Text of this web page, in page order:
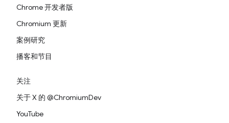
Chrome 开发者版
Chromium 更新
案例研究
播客和节目
关注
关于 X 的 @ChromiumDev
YouTube